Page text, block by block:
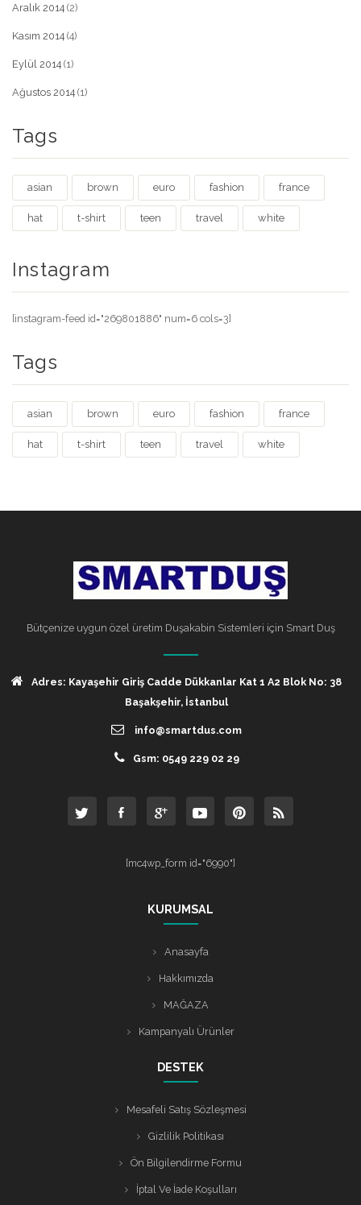
Aralık 2014 (2)
Kasım 2014 (4)
Eylül 2014 (1)
Ağustos 2014 (1)
Tags
asian brown euro fashion france
hat t-shirt teen travel white
Instagram
[instagram-feed id="269801886" num=6 cols=3]
Tags
asian brown euro fashion france
hat t-shirt teen travel white
Bütçenize uygun özel üretim Duşakabin Sistemleri için Smart Duş
Adres: Kayaşehir Giriş Cadde Dükkanlar Kat 1 A2 Blok No: 38
Başakşehir, İstanbul
info@smartdus.com
Gsm: 0549 229 02 29
[mc4wp_form id="6990"]
KURUMSAL
Anasayfa
Hakkımızda
MAĞAZA
Kampanyalı Ürünler
DESTEK
Mesafeli Satış Sözleşmesi
Gizlilik Politikası
Ön Bilgilendirme Formu
İptal Ve İade Koşulları